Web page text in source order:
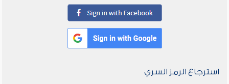
استرجاع الرمز السري